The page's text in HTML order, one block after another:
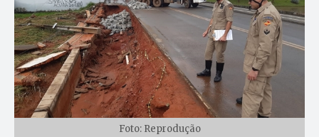
Foto: Reprodução